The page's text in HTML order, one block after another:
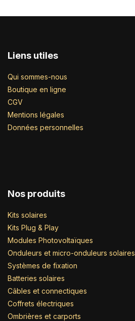
Liens utiles
Qui sommes-nous
Boutique en ligne
CGV
Mentions légales
Données personnelles
Nos produits
Kits solaires
Kits Plug & Play
Modules Photovoltaïques
Onduleurs et micro-onduleurs solaires
Systèmes de fixation
Batteries solaires
Câbles et connectiques
Coffrets électriques
Ombrières et carports